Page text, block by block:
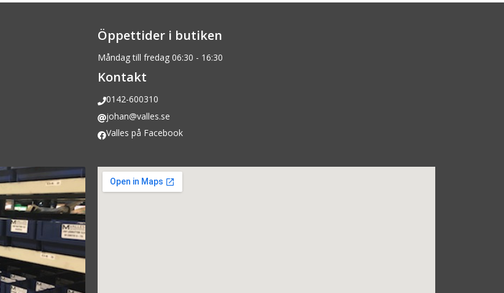
Öppettider i butiken
Måndag till fredag 06:30 - 16:30
Kontakt
0142-600310
johan@valles.se
Valles på Facebook